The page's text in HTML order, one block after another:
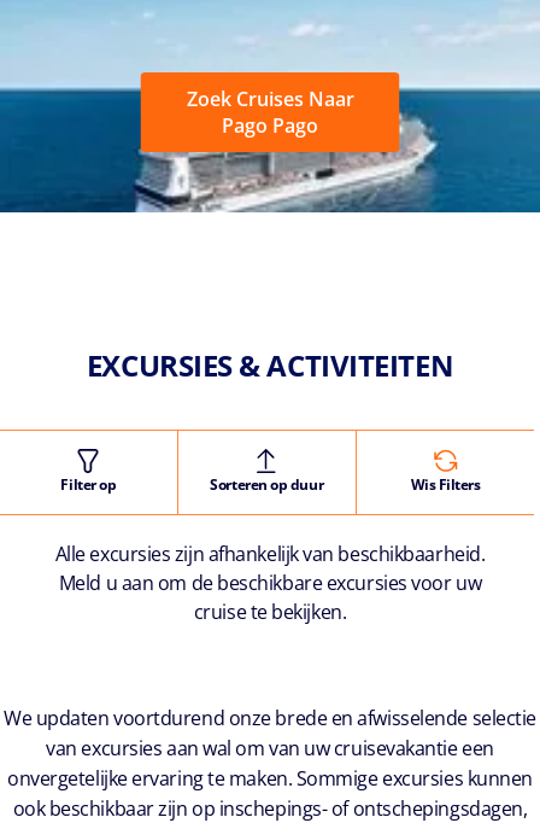
Zoek Cruises Naar
Pago Pago
EXCURSIES & ACTIVITEITEN
Filter op Sorteren op duur Wis Filters
Alle excursies zijn afhankelijk van beschikbaarheid.
Meld u aan om de beschikbare excursies voor uw
cruise te bekijken.
We updaten voortdurend onze brede en afwisselende selectie
van excursies aan wal om van uw cruisevakantie een
onvergetelijke ervaring te maken. Sommige excursies kunnen
ook beschikbaar zijn op inschepings- of ontschepingsdagen,